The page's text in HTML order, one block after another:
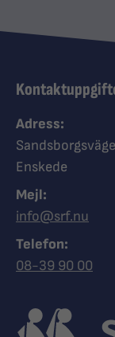
Adress:
Enskede
Mejl:
info@srf.nu
Telefon:
Ring
08-39 90 00